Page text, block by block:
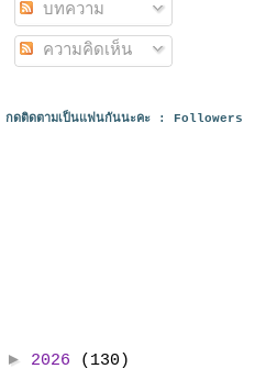
บทความ
ความคิดเห็น
กดติดตามเป็นแฟนกันนะคะ : Followers
► 2026
(130)